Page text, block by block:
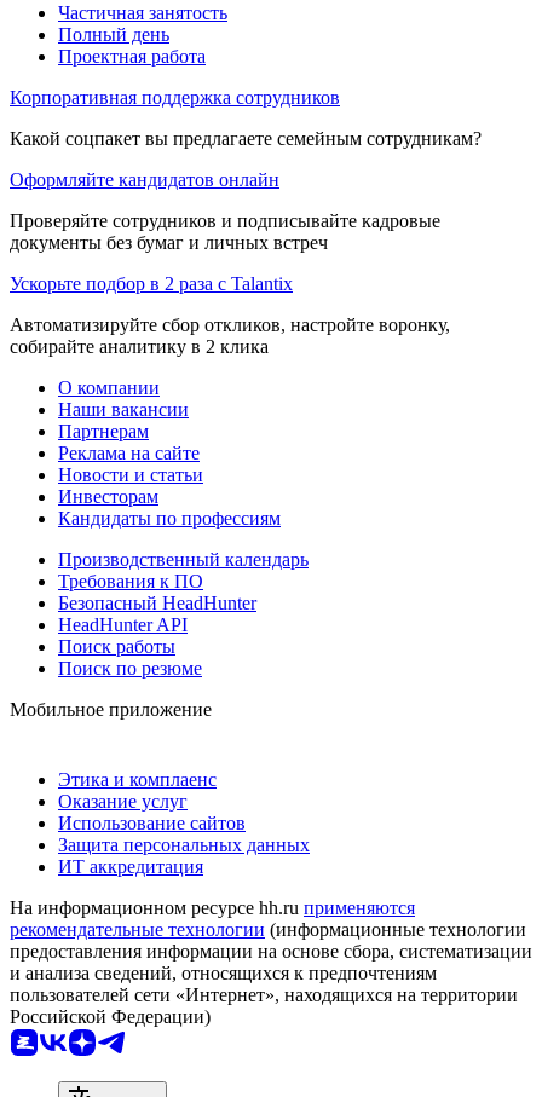
Частичная занятость
Полный день
Проектная работа
Корпоративная поддержка сотрудников
Какой соцпакет вы предлагаете семейным сотрудникам?
Оформляйте кандидатов онлайн
Проверяйте сотрудников и подписывайте кадровые
документы без бумаг и личных встреч
Ускорьте подбор в 2 раза с Talantix
Автоматизируйте сбор откликов, настройте воронку,
собирайте аналитику в 2 клика
О компании
Наши вакансии
Партнерам
Реклама на сайте
Новости и статьи
Инвесторам
Кандидаты по профессиям
Производственный календарь
Требования к ПО
Безопасный HeadHunter
HeadHunter API
Поиск работы
Поиск по резюме
Мобильное приложение
Этика и комплаенс
Оказание услуг
Использование сайтов
Защита персональных данных
ИТ аккредитация
На информационном ресурсе hh.ru применяются
рекомендательные технологии (информационные технологии
предоставления информации на основе сбора, систематизации
и анализа сведений, относящихся к предпочтениям
пользователей сети «Интернет», находящихся на территории
Российской Федерации)